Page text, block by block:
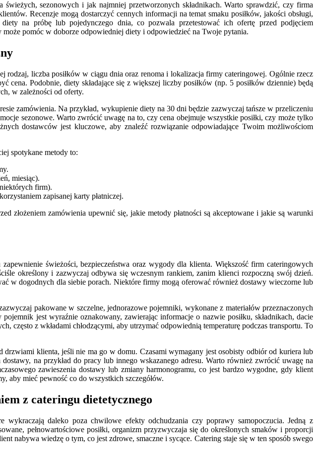
sezonowych i jak najmniej przetworzonych składnikach. Warto sprawdzić, czy firma
Recenzje mogą dostarczyć cennych informacji na temat smaku posiłków, jakości obsługi,
na próbę lub pojedynczego dnia, co pozwala przetestować ich ofertę przed podjęciem
pomóc w doborze odpowiedniej diety i odpowiedzieć na Twoje pytania.
liczba posiłków w ciągu dnia oraz renoma i lokalizacja firmy cateringowej. Ogólnie rzecz
Podobnie, diety składające się z większej liczby posiłków (np. 5 posiłków dziennie) będą
w zależności od oferty.
zamówienia. Na przykład, wykupienie diety na 30 dni będzie zazwyczaj tańsze w przeliczeniu
sezonowe. Warto zwrócić uwagę na to, czy cena obejmuje wszystkie posiłki, czy może tylko
dostawców jest kluczowe, aby znaleźć rozwiązanie odpowiadające Twoim możliwościom
spotykane metody to:
miesiąc).
firm).
zapisanej karty płatniczej.
złożeniem zamówienia upewnić się, jakie metody płatności są akceptowane i jakie są warunki
świeżości, bezpieczeństwa oraz wygody dla klienta. Większość firm cateringowych
określony i zazwyczaj odbywa się wczesnym rankiem, zanim klienci rozpoczną swój dzień.
w dogodnych dla siebie porach. Niektóre firmy mogą oferować również dostawy wieczorne lub
pakowane w szczelne, jednorazowe pojemniki, wykonane z materiałów przeznaczonych
jest wyraźnie oznakowany, zawierając informacje o nazwie posiłku, składnikach, dacie
często z wkładami chłodzącymi, aby utrzymać odpowiednią temperaturę podczas transportu. To
klienta, jeśli nie ma go w domu. Czasami wymagany jest osobisty odbiór od kuriera lub
na przykład do pracy lub innego wskazanego adresu. Warto również zwrócić uwagę na
zawieszenia dostawy lub zmiany harmonogramu, co jest bardzo wygodne, gdy klient
aby mieć pewność co do wszystkich szczegółów.
z cateringu dietetycznego
wykraczają daleko poza chwilowe efekty odchudzania czy poprawy samopoczucia. Jedną z
pełnowartościowe posiłki, organizm przyzwyczaja się do określonych smaków i proporcji
nabywa wiedzę o tym, co jest zdrowe, smaczne i sycące. Catering staje się w ten sposób swego